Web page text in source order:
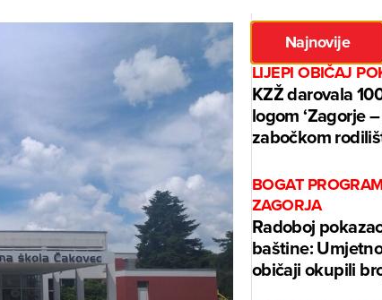
Najnovije
LIJEPI OBIČAJ
KZŽ darovala
logom ‘Zagorje
zabočkom
BOGAT
ZAGORJA
Radoboj
baštine:
običaji okupili